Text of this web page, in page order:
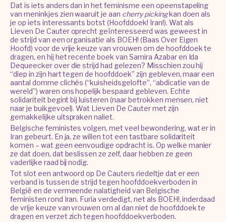
Dat is iets anders dan in het feminisme een opeenstapeling
van meninkjes zien waaruit je aan cherry pickingkan doen als
je op iets interessants botst (Hoofddoek! Iran!). Wat als
Lieven De Cauter oprecht geïnteresseerd was geweest in
de strijd van een organisatie als BOEH! (Baas Over Eigen
Hoofd) voor de vrije keuze van vrouwen om de hoofddoek te
dragen, en hij het recente boek van Samira Azabar en Ida
Dequeecker over die strijd had gelezen? Misschien zou hij
“diep in zijn hart tegen de hoofddoek” zijn gebleven, maar een
aantal domme clichés (“kuisheidsgelofte”, “abdicatie van de
wereld”) waren ons hopelijk bespaard gebleven. Echte
solidariteit begint bij luisteren (naar betrokken mensen, niet
naar je buikgevoel). Wat Lieven De Cauter met zijn
gemakkelijke uitspraken naliet.
Belgische feministes volgen, met veel bewondering, wat er in
Iran gebeurt. En ja, ze willen tot een tastbare solidariteit
komen – wat geen eenvoudige opdracht is. Op welke manier
ze dat doen, dat beslissen ze zelf, daar hebben ze geen
vaderlijke raad bij nodig.
Tot slot een antwoord op De Cauters riedeltje dat er een
verband is tussen de strijd tegen hoofddoekverboden in
België en de vermeende nalatigheid van Belgische
feministen rond Iran. Furia verdedigt, net als BOEH!, inderdaad
de vrije keuze van vrouwen om al dan niet de hoofddoek te
dragen en verzet zich tegen hoofddoekverboden.